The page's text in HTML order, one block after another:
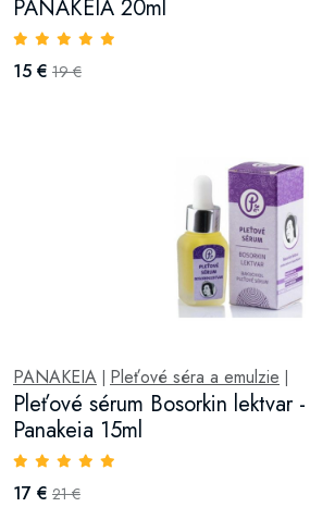
PANAKEIA 20ml
15 € 19 €
PANAKEIA | Pleťové séra a emulzie |
Pleťové sérum Bosorkin lektvar
Panakeia 15ml
17 € 21 €